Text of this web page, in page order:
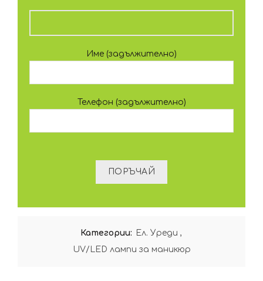
Име (задължително)
Телефон (задължително)
Категории: Ел. Уреди ,
UV/LED лампи за маникюр